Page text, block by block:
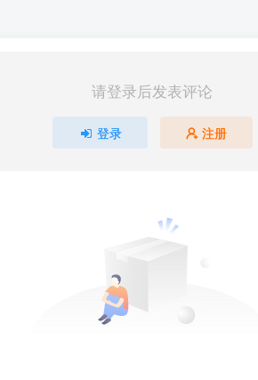
请登录后发表评论
登录 注册